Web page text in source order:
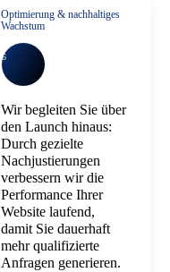
Optimierung & nachhaltiges
Wachstum
6
Wir begleiten Sie über
den Launch hinaus:
Durch gezielte
Nachjustierungen
verbessern wir die
Performance Ihrer
Website laufend,
damit Sie dauerhaft
mehr qualifizierte
Anfragen generieren.